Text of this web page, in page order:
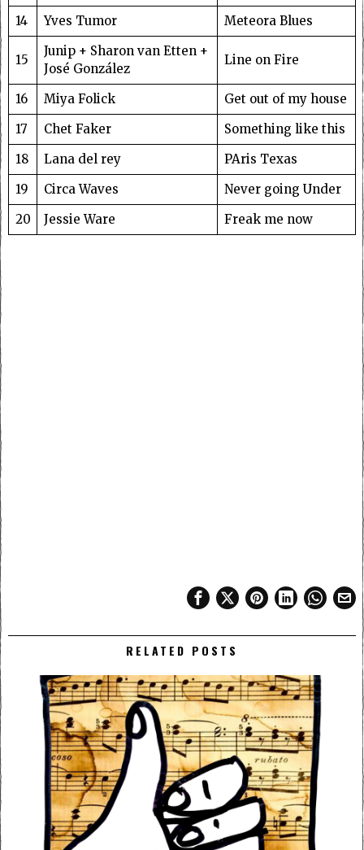
14
Yves Tumor Meteora Blues
15
Junip + Sharon van Etten +
José González
Line on Fire
16 Miya Folick
Get out of my house
17
Chet Faker
Something like this
18
Lana del rey
PAris Texas
19
Circa Waves
Never going Under
20
Jessie Ware Freak me now
RELATED POSTS